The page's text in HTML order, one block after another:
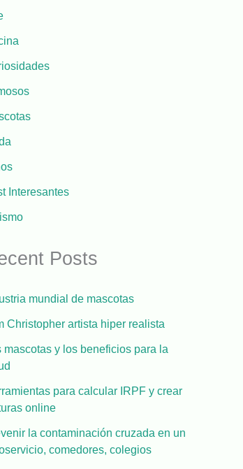
Interesantes
Posts
mundial de mascotas
Christopher artista hiper realista
mascotas y los beneficios para la
para calcular IRPF y crear
online
la contaminación cruzada en un
comedores, colegios